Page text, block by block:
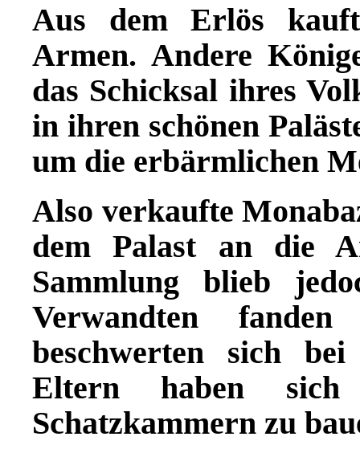
Aus dem Erlös
Armen. Andere
das Schicksal ihres
in ihren schönen
um die erbärmlichen
Also verkaufte
dem Palast an die
Sammlung blieb
Verwandten
beschwerten sich
Eltern haben sich
Schatzkammern zu